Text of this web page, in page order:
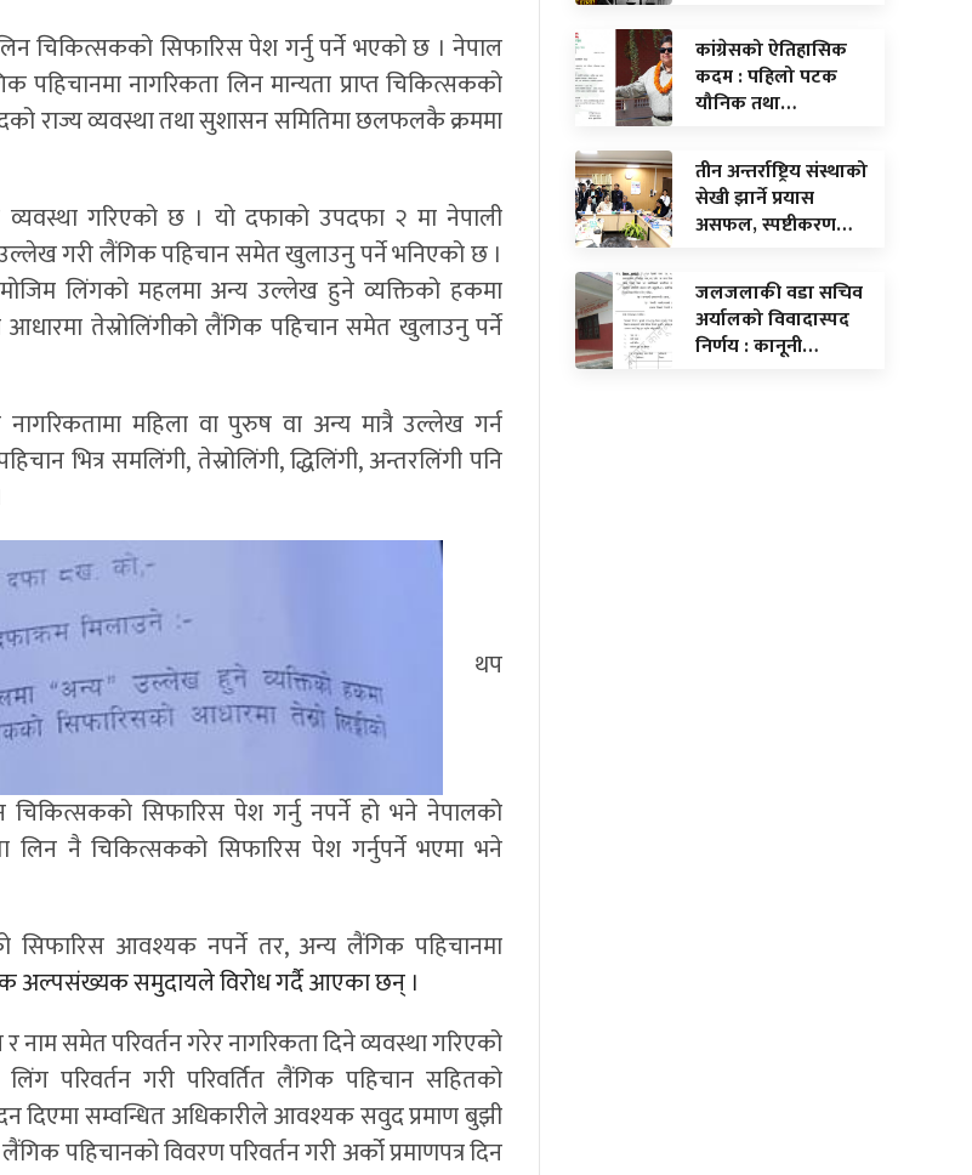
चिकित्सकको सिफारिस पेश गर्नु पर्ने भएको छ । नेपाल
नागरिकता लिन मान्यता प्राप्त चिकित्सकको
राज्य व्यवस्था तथा सुशासन समितिमा छलफलकै क्रममा
गरिएको छ । यो दफाको उपदफा २ मा नेपाली
गरी लैंगिक पहिचान समेत खुलाउनु पर्ने भनिएको छ ।
लिंगको महलमा अन्य उल्लेख हुने व्यक्तिको हकमा
आधारमा तेस्रोलिंगीको लैंगिक पहिचान समेत खुलाउनु पर्ने
महिला वा पुरुष वा अन्य मात्रै उल्लेख गर्न
भित्र समलिंगी, तेस्रोलिंगी, द्धिलिंगी, अन्तरलिंगी पनि
थप
सिफारिस पेश गर्नु नपर्ने हो भने नेपालको
लिन नै चिकित्सकको सिफारिस पेश गर्नुपर्ने भएमा भने
सिफारिस आवश्यक नपर्ने तर, अन्य लैंगिक पहिचानमा
अल्पसंख्यक समुदायले विरोध गर्दै आएका छन् ।
समेत परिवर्तन गरेर नागरिकता दिने व्यवस्था गरिएको
परिवर्तन गरी परिवर्तित लैंगिक पहिचान सहितको
दिएमा सम्वन्धित अधिकारीले आवश्यक सवुद प्रमाण बुझी
पहिचानको विवरण परिवर्तन गरी अर्को प्रमाणपत्र दिन
कांग्रेसको ऐतिहासिक
कदम : पहिलो पटक
यौनिक तथा…
तीन अन्तर्राष्ट्रिय संस्थाको
सेखी झार्ने प्रयास
असफल, स्पष्टीकरण…
जलजलाकी वडा सचिव
अर्यालको विवादास्पद
निर्णय : कानूनी…